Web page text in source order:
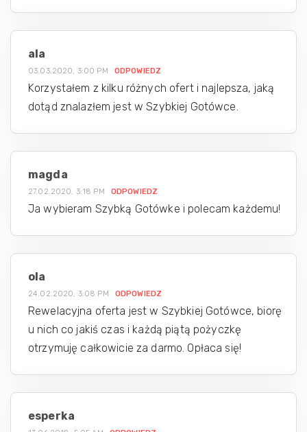
ala
03.03.2020, 3:00 PM ODPOWIEDZ
Korzystałem z kilku różnych ofert i najlepsza, jaką
dotąd znalazłem jest w Szybkiej Gotówce.
magda
27.02.2020, 3:18 PM ODPOWIEDZ
Ja wybieram Szybką Gotówke i polecam każdemu!
ola
24.02.2020, 3:08 PM ODPOWIEDZ
Rewelacyjna oferta jest w Szybkiej Gotówce, biorę
u nich co jakiś czas i każdą piątą pożyczkę
otrzymuję całkowicie za darmo. Opłaca się!
esperka